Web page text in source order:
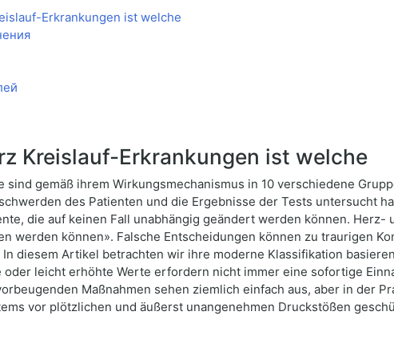
Erkrankungen ist welche
Kreislauf-Erkrankungen ist welche
sind gemäß ihrem Wirkungsmechanismus in 10 verschiedene
des Patienten und die Ergebnisse der Tests untersucht
die auf keinen Fall unabhängig geändert werden können.
werden können». Falsche Entscheidungen können zu traurigen
diesem Artikel betrachten wir ihre moderne Klassifikation
oder leicht erhöhte Werte erfordern nicht immer eine sofortige
Maßnahmen sehen ziemlich einfach aus, aber in der
vor plötzlichen und äußerst unangenehmen Druckstößen